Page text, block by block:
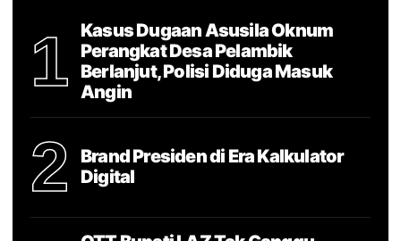
1
Kasus Dugaan Asusila Oknum
Perangkat Desa Pelambik
Berlanjut, Polisi Diduga Masuk
Angin
2
Brand Presiden di Era Kalkulator
Digital